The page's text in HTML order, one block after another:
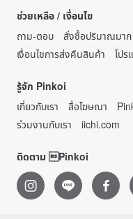
ช่วยเหลือ / เงื่อนไข
ถาม-ตอบ
สั่งซื้อปริมาณมาก
เงื่อนไขการส่งคืนสินค้า
โป
รู้จัก Pinkoi
เกี่ยวกับเรา
สื่อโฆษณา
ร่วมงานกับเรา
iichi.com
ติดตาม Pinkoi